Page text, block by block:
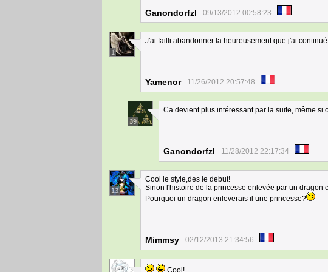
Ganondorfzl 09/13/2012 00:58:23
1
J'ai failli abandonner la heureusement que j'ai continué
Yamenor 11/26/2012 20:57:48
39
Ca devient plus intéressant par la suite, même
Ganondorfzl 11/28/2012 22:17:34
13
Cool le style,des le debut!
Sinon l'histoire de la princesse enlevée par un dragon
Pourquoi un dragon enleverais il une princesse?
Mimmsy 02/12/2013 21:34:56
Cool!